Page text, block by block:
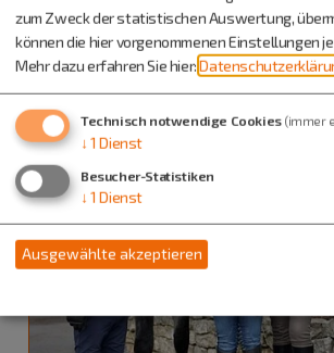
Eselgarten Pondorf
zum Zweck der statistischen Auswertung,
können die hier vorgenommenen Einstellungen
Mehr dazu erfahren Sie hier:
Technisch notwendige Cookies (immer
↓ 1 Dienst
Besucher-Statistiken
↓ 1 Dienst
Ausgewählte akzeptieren